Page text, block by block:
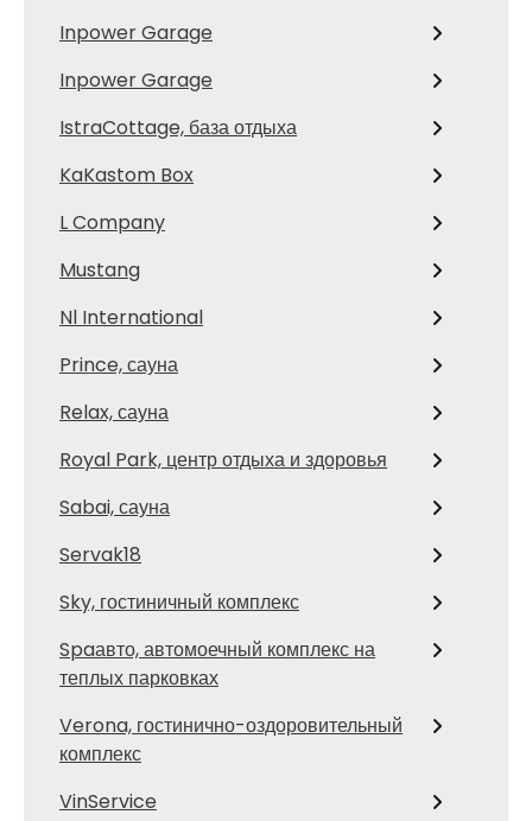
Inpower Garage
Inpower Garage
IstraCottage, база отдыха
KaKastom Box
L Company
Mustang
Nl International
Prince, сауна
Relax, сауна
Royal Park, центр отдыха и здоровья
Sabai, сауна
Servak18
Sky, гостиничный комплекс
Spaавто, автомоечный комплекс на
теплых парковках
Verona, гостинично-оздоровительный
комплекс
VinService